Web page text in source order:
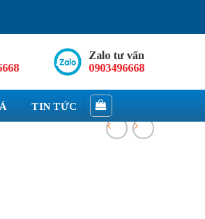
Zalo tư vấn
0903496668
TIN TỨC